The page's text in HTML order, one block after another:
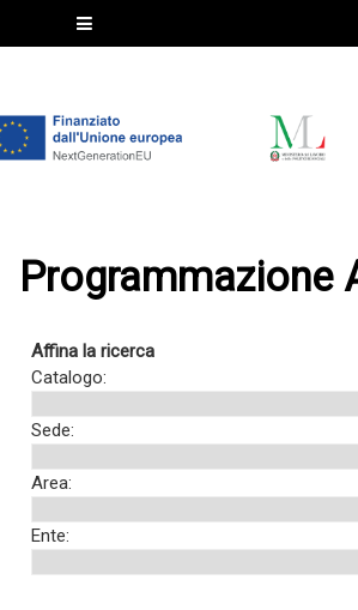
Programmazione
Affina la ricerca
Catalogo:
Sede:
Area:
Ente: